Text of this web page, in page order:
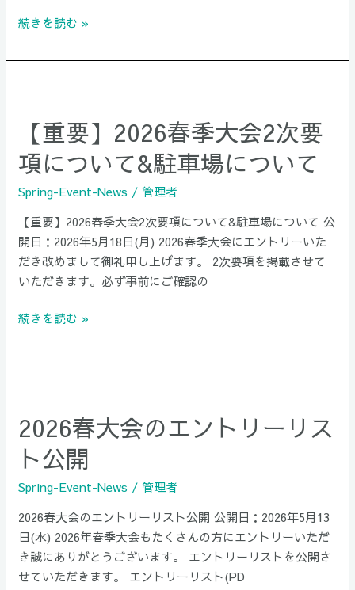
ー
ん
習
会
の
ご
案
内
続きを読む »
【重要】2026春季大会2次要
項について&駐車場について
Spring-Event-News / 管理者
【重要】2026春季大会2次要項について&駐車場について 公
開日：2026年5月18日(月) 2026春季大会にエントリーいた
だき改めまして御礼申し上げます。 2次要項を掲載させて
いただきます。必ず事前にご確認の
2026
季
大
次
要
項
つ
車
に
つ
て
続きを読む »
2026春大会のエントリーリス
ト公開
Spring-Event-News / 管理者
2026春大会のエントリーリスト公開 公開日：2026年5月13
日(水) 2026年春季大会もたくさんの方にエントリーいただ
き誠にありがとうございます。 エントリーリストを公開さ
せていただきます。 エントリーリスト(PD
大
会
の
エ
ト
リ
ー
リ